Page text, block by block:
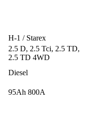
H-1 / Starex
2.5 D, 2.5 Tci, 2.5 TD,
2.5 TD 4WD
Diesel
95Ah 800A